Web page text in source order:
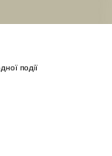
події